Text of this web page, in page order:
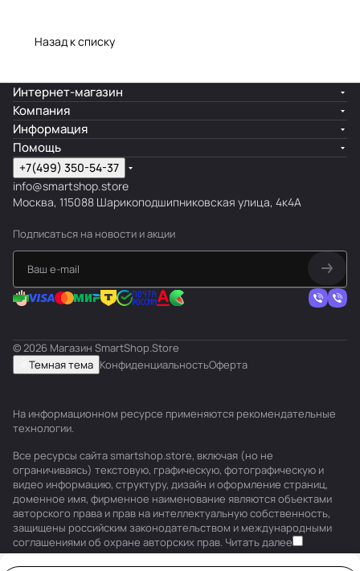
Назад к списку
Интернет-магазин
Компания
Информация
Помощь
+7(499) 350-54-37
info@smartshop.store
Москва, 115088 Шарикоподшипниковская улица, 4к4А
Подписаться на новости и акции
© 2026 Магазин SmartShop.Store
Темная тема КонфиденциальностьОферта
На информационном ресурсе применяются рекомендательные
технологии.
Все ресурсы сайта smartshop.store, включая (но не
ограничиваясь) текстовую, графическую, фотографическую и
видео информацию, структуру, дизайн и оформление страниц,
доменное имя, фирменное наименование являются объектами
авторского права и прав на интеллектуальную собственность,
защищены российским законодательством и международными
соглашениями об охране авторских прав. Читать далее